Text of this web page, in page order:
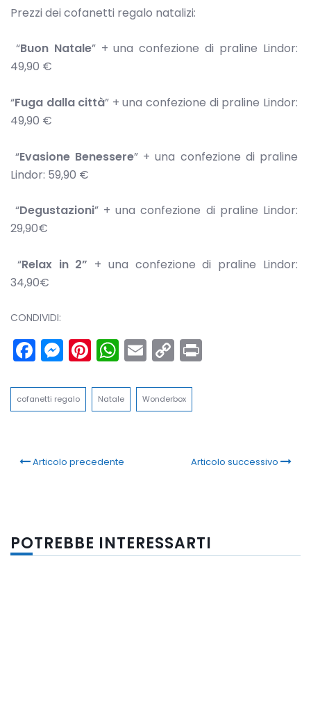
Prezzi dei cofanetti regalo natalizi:
“Buon Natale” + una confezione di praline Lindor:
49,90 €
“Fuga dalla città” + una confezione di praline Lindor:
49,90 €
“Evasione Benessere” + una confezione di praline
Lindor: 59,90 €
“Degustazioni” + una confezione di praline Lindor:
29,90€
“Relax in 2” + una confezione di praline Lindor:
34,90€
CONDIVIDI:
Facebook
Messenger
Pinterest
WhatsApp
Email
Copy
Link
cofanetti regalo Natale Wonderbox
Articolo precedente Articolo successivo
POTREBBE INTERESSARTI